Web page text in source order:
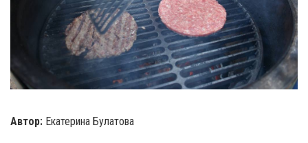
Автор: Екатерина Булатова